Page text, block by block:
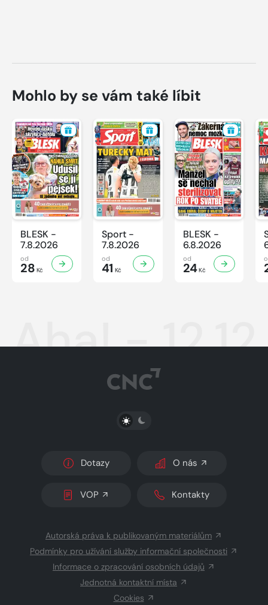
Mohlo by se vám také líbit
BLESK -
7.8.2026
od
28 Kč
Sport -
7.8.2026
od
41 Kč
BLESK -
6.8.2026
od
24Kč
Aha! -
PŘEPNOUT SVĚTLÝ/TMAVÝ REŽIM
Dotazy O nás
VOP Kontakty
Autorská práva k publikovaným materiálům
Podmínky pro užívání služby informační společnosti
Informace o zpracování osobních údajů
Jednotná kontaktní místa
Cookies